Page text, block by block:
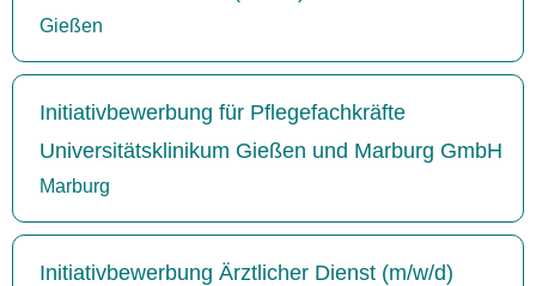
Gießen
Initiativbewerbung für Pflegefachkräfte
Universitätsklinikum Gießen und Marburg GmbH
Marburg
Initiativbewerbung Ärztlicher Dienst (m/w/d)